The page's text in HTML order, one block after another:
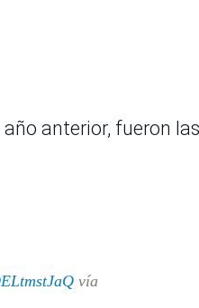
anterior, fueron
vía